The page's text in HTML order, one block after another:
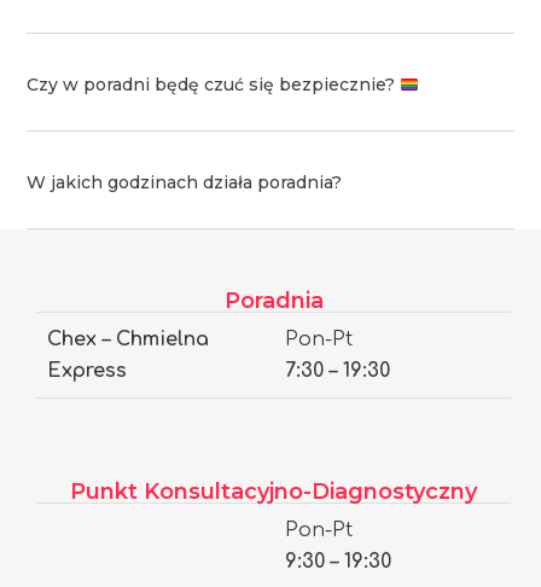
Czy w poradni będę czuć się bezpiecznie?
W jakich godzinach działa poradnia?
Poradnia
Chex – Chmielna
Express
Pon-Pt
7:30 – 19:30
Punkt Konsultacyjno-Diagnostyczny
Pon-Pt
9:30 – 19:30